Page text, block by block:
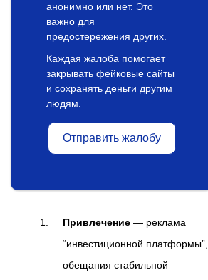
анонимно или нет. Это
важно для
предостережения других.
Каждая жалоба помогает
закрывать фейковые сайты
и сохранять деньги другим
людям.
Отправить жалобу
Привлечение — реклама
“инвестиционной платформы”,
обещания стабильной